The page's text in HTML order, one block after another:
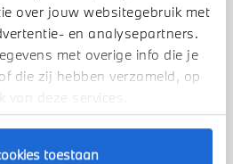
over jouw websitegebruik met
en analysepartners.
met overige info die je
die zij hebben verzameld, op
deze services.
toestaan